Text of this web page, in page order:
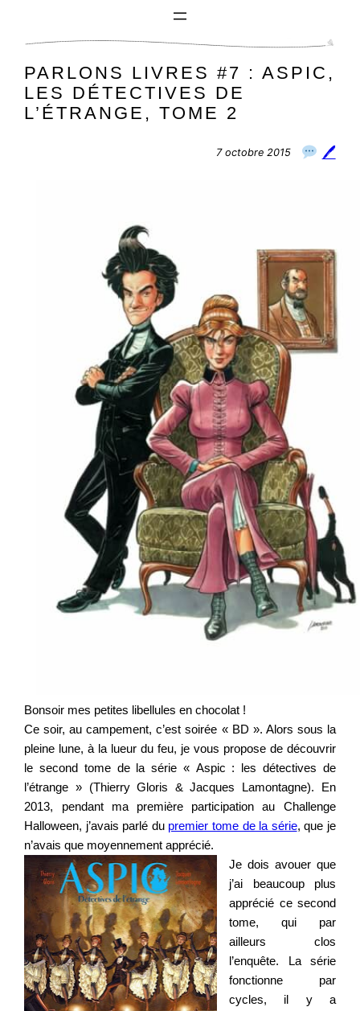
PARLONS LIVRES #7 : ASPIC,
LES DÉTECTIVES DE
L’ÉTRANGE, TOME 2
7 octobre 2015 🖊
Bonsoir mes petites libellules en chocolat !
Ce soir, au campement, c’est soirée « BD ». Alors sous la
pleine lune, à la lueur du feu, je vous propose de découvrir
le second tome de la série « Aspic : les détectives de
l’étrange » (Thierry Gloris & Jacques Lamontagne). En
2013, pendant ma première participation au Challenge
Halloween, j’avais parlé du premier tome de la série, que je
n’avais que moyennement apprécié.
Je dois avouer que
j’ai beaucoup plus
apprécié ce second
tome, qui par
ailleurs clos
l’enquête. La série
fonctionne par
cycles, il y a